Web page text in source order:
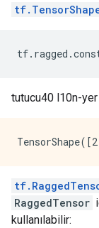
tf. ragged .
tutucu40 l10n-yer
RaggedTensor
kullanılabilir: